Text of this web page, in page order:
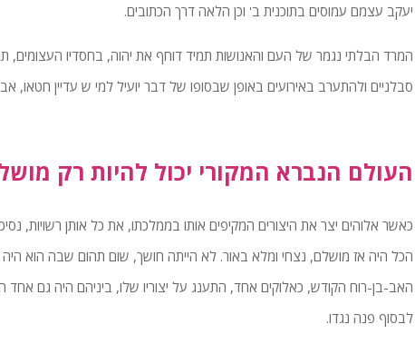
יעקב עצמם עמוסים בתוכנית ב' וכן הלאה דרך הכתובים.
המרד הבלתי נגמר של העם והאנושות תמיד דוחף את יהוה, בחסדיו העצומים,
סבלניים ולהתערב באירועים באופן שבסופו של דבר יועיל למי ש עדיין חטאו,
העולם הנברא המקורי יכול להיות רק
כאשר אלוהים יצר את היצורים המקיפים אותו בממלכתו, את כל אותן רשויות,
הכל היה אז מושלם, נצחי ומלא באור. לא הייתה חושך, שום תהום שבה הוא
האב-בן-רוח הקודש, כאלוקים אחד, התענג על יצוריו שלו, ביניהם היה גם אחד
לבסוף פנה נגדו.